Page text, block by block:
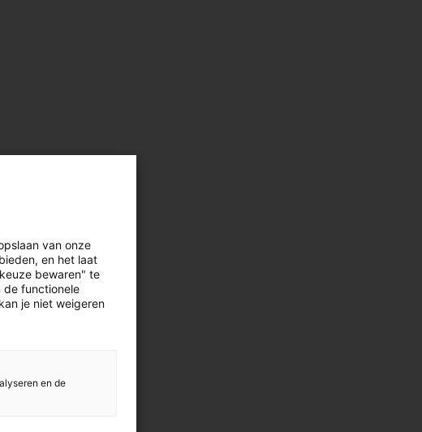
van onze
en het laat
bewaren" te
de functionele
je niet weigeren
en de